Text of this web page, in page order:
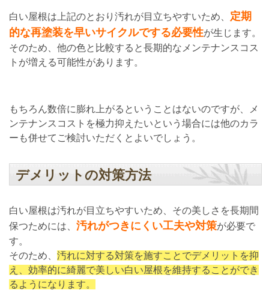
白い屋根は上記のとおり汚れが目立ちやすいため、 定期
的な再塗装を早いサイクルでする必要性が生じます。
そのため、他の色と比較すると長期的なメンテナンスコス
トが増える可能性があります。
もちろん数倍に膨れ上がるということはないのですが、メ
ンテナンスコストを極力抑えたいという場合には他のカラ
ーも併せてご検討いただくとよいでしょう。
デメリットの対策方法
白い屋根は汚れが目立ちやすいため、その美しさを長期間
保つためには、 汚れがつきにくい工夫や対策が必要で
す。
そのため、 汚れに対する対策を施すことでデメリットを抑
え、効率的に綺麗で美しい白い屋根を維持することができ
るようになります。